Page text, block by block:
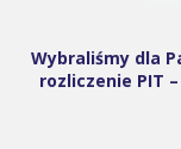
Wybraliśmy dla
rozliczenie PIT